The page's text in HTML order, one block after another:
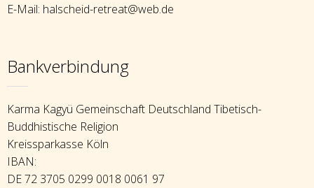
E-Mail: halscheid-retreat@web.de
Bankverbindung
Karma Kagyü Gemeinschaft Deutschland Tibetisch-
Buddhistische Religion
Kreissparkasse Köln
IBAN:
DE 72 3705 0299 0018 0061 97